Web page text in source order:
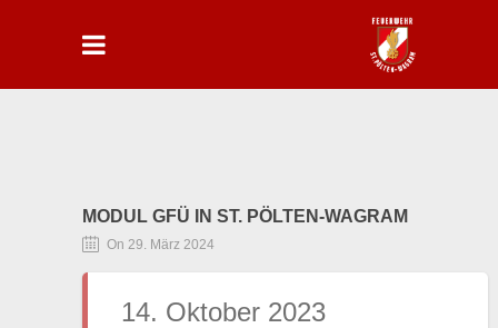
MODUL GFÜ IN ST. PÖLTEN-WAGRAM
On 29. März 2024
14. Oktober 2023